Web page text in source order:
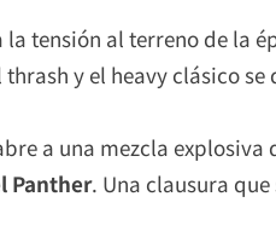
la tensión al terreno de la
y el heavy clásico
a una mezcla
Panther. Una clausura